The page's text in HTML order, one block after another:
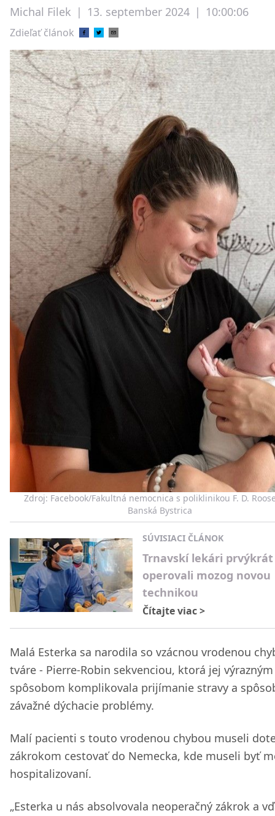
Michal Filek | 13. september 2024 | 10:00:06
Zdieľať článok
Zdroj: Facebook/Fakultná nemocnica s poliklinikou F. D.
Banská Bystrica
SÚVISIACI ČLÁNOK
Trnavskí lekári prvýkrát
operovali mozog novou
technikou
Čítajte viac>
Malá Esterka sa narodila so vzácnou vrodenou
tváre - Pierre-Robin sekvenciou, ktorá jej výrazným
spôsobom komplikovala prijímanie stravy a
závažné dýchacie problémy.
Malí pacienti s touto vrodenou chybou museli
zákrokom cestovať do Nemecka, kde museli byť
hospitalizovaní.
„Esterka u nás absolvovala neoperačný zákrok a